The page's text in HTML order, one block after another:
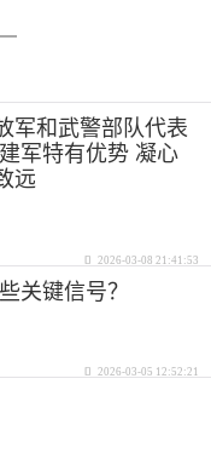
军和武警部队代表
军特有优势 凝心
远
2026-03-08 21:41:53
关键信号？
2026-03-05 12:52:21